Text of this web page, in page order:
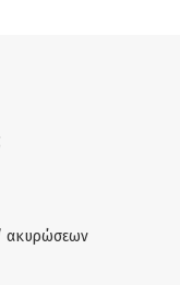
εφαρμογή
ακυρώσεων